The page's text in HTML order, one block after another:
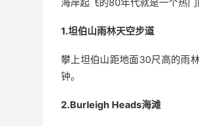
海岸起飞的80年代就是一个热
1.坦伯山雨林天空步道
攀上坦伯山距地面30尺高的雨
钟。
2.Burleigh Heads海滩